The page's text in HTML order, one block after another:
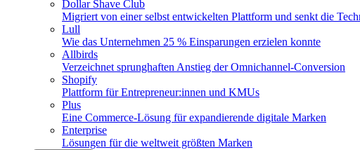
Dollar Shave Club
Migriert von einer selbst entwickelten Plattform und senkt die
Lull
Wie das Unternehmen 25 % Einsparungen erzielen konnte
Allbirds
Verzeichnet sprunghaften Anstieg der Omnichannel-Conversion
Shopify
Plattform für Entrepreneur:innen und KMUs
Plus
Eine Commerce-Lösung für expandierende digitale Marken
Enterprise
Lösungen für die weltweit größten Marken